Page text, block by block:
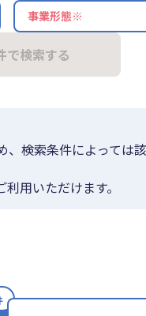
で検索する
検索条件によっては
用いただけます。